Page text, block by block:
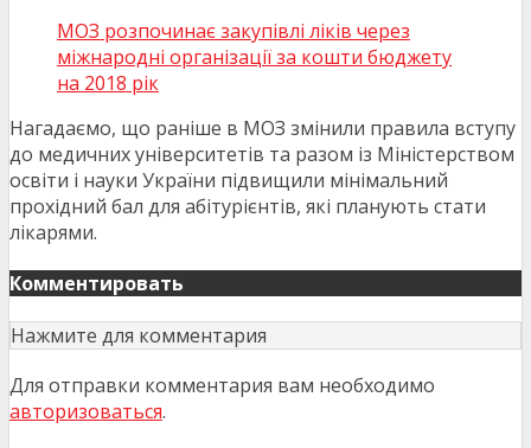
МОЗ розпочинає закупівлі ліків через
міжнародні організації за кошти бюджету
на 2018 рік
Нагадаємо, що раніше в МОЗ змінили правила вступу
до медичних університетів та разом із Міністерством
освіти і науки України підвищили мінімальний
прохідний бал для абітурієнтів, які планують стати
лікарями.
Комментировать
Нажмите для комментария
Для отправки комментария вам необходимо
авторизоваться.